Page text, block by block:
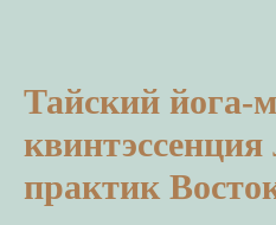
Тайский йога-
практик